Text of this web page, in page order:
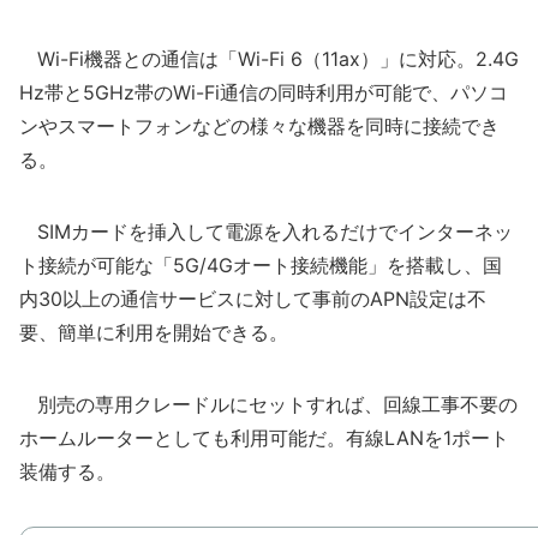
Wi-Fi機器との通信は「Wi-Fi 6（11ax）」に対応。2.4G
Hz帯と5GHz帯のWi-Fi通信の同時利用が可能で、パソコ
ンやスマートフォンなどの様々な機器を同時に接続でき
る。
SIMカードを挿入して電源を入れるだけでインターネッ
ト接続が可能な「5G/4Gオート接続機能」を搭載し、国
内30以上の通信サービスに対して事前のAPN設定は不
要、簡単に利用を開始できる。
別売の専用クレードルにセットすれば、回線工事不要の
ホームルーターとしても利用可能だ。有線LANを1ポート
装備する。